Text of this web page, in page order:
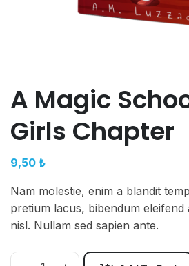
A Magic
Girls Chapter
9,50 ₺
Nam molestie, enim a blandit
pretium lacus, bibendum eleifend
nisl. Nullam sed sapien ante.